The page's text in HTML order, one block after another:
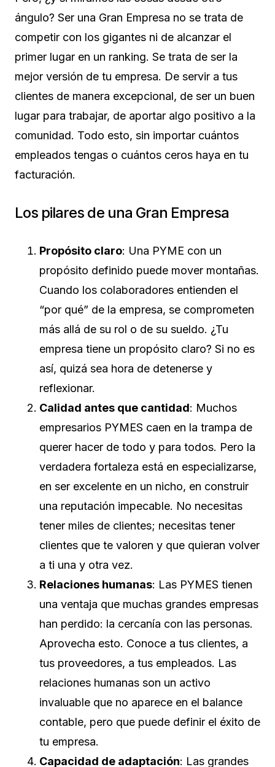
ángulo? Ser una Gran Empresa no se trata de
competir con los gigantes ni de alcanzar el
primer lugar en un ranking. Se trata de ser la
mejor versión de tu empresa. De servir a tus
clientes de manera excepcional, de ser un buen
lugar para trabajar, de aportar algo positivo a la
comunidad. Todo esto, sin importar cuántos
empleados tengas o cuántos ceros haya en tu
facturación.
Los pilares de una Gran Empresa
Propósito claro: Una PYME con un
propósito definido puede mover montañas.
Cuando los colaboradores entienden el
“por qué” de la empresa, se comprometen
más allá de su rol o de su sueldo. ¿Tu
empresa tiene un propósito claro? Si no es
así, quizá sea hora de detenerse y
reflexionar.
Calidad antes que cantidad: Muchos
empresarios PYMES caen en la trampa de
querer hacer de todo y para todos. Pero la
verdadera fortaleza está en especializarse,
en ser excelente en un nicho, en construir
una reputación impecable. No necesitas
tener miles de clientes; necesitas tener
clientes que te valoren y que quieran volver
a ti una y otra vez.
Relaciones humanas: Las PYMES tienen
una ventaja que muchas grandes empresas
han perdido: la cercanía con las personas.
Aprovecha esto. Conoce a tus clientes, a
tus proveedores, a tus empleados. Las
relaciones humanas son un activo
invaluable que no aparece en el balance
contable, pero que puede definir el éxito de
tu empresa.
Capacidad de adaptación: Las grandes